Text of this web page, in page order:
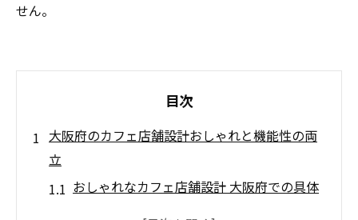
せん。
目次
大阪府のカフェ店舗設計おしゃれと機能性の両
立
おしゃれなカフェ店舗設計 大阪府での具体